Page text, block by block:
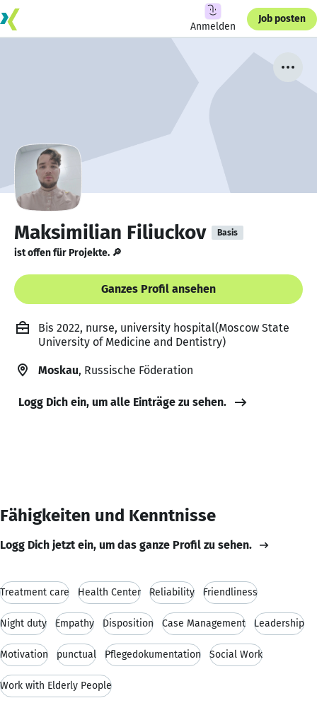
Anmelden
Job posten
Maksimilian Filiuckov Basis
ist offen für Projekte. 🔎
Ganzes Profil ansehen
Bis 2022, nurse, university hospital(Moscow State
University of Medicine and Dentistry)
Moskau, Russische Föderation
Logg Dich ein, um alle Einträge zu sehen.
Fähigkeiten und Kenntnisse
Logg Dich jetzt ein, um das ganze Profil zu sehen.
Treatment care Health Center Reliability Friendliness
Night duty Empathy Disposition Case Management Leadership
Motivation punctual Pflegedokumentation Social Work
Work with Elderly People